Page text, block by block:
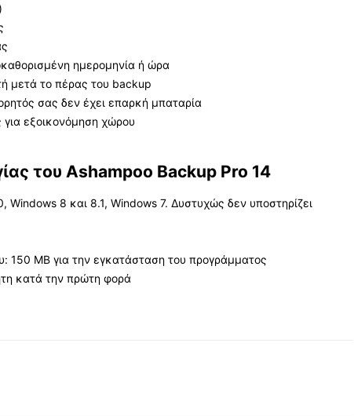
ημερομηνία ή ώρα
μετά το πέρας του backup
σας δεν έχει επαρκή μπαταρία
εξοικονόμηση χώρου
του Ashampoo Backup Pro 14
Windows 8 και 8.1, Windows 7. Δυστυχώς δεν υποστηρίζει
150 MB για την εγκατάσταση του προγράμματος
κατά την πρώτη φορά